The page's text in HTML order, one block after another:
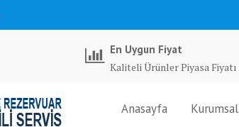
En Uygun Fiyat
Kaliteli Ürünler Piyasa Fiyatı
Anasayfa Kurumsal